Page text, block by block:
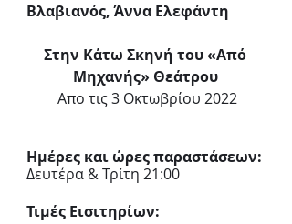
Βλαβιανός, Άννα Ελεφάντη
Στην Κάτω Σκηνή του «Από
Μηχανής» Θεάτρου
Απο τις 3 Οκτωβρίου 2022
Ημέρες και ώρες παραστάσεων:
Δευτέρα & Τρίτη 21:00
Τιμές Εισιτηρίων: